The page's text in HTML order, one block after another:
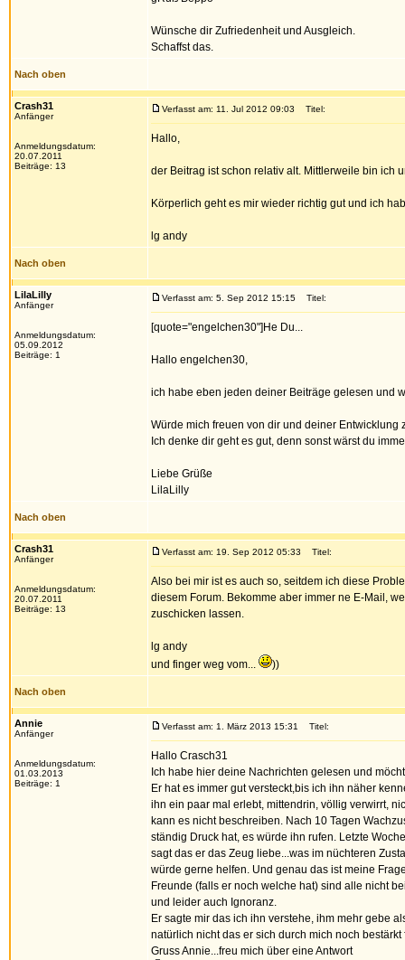
Wünsche dir Zufriedenheit und Ausgleich.
Schaffst das.
Nach oben
Crash31
Anfänger
Anmeldungsdatum:
20.07.2011
Beiträge: 13
Verfasst am: 11. Jul 2012 09:03 Titel:
Hallo,
der Beitrag ist schon relativ alt. Mittlerweile bin ich
Körperlich geht es mir wieder richtig gut und ich
lg andy
Nach oben
LilaLilly
Anfänger
Anmeldungsdatum:
05.09.2012
Beiträge: 1
Verfasst am: 5. Sep 2012 15:15 Titel:
[quote="engelchen30"]He Du...
Hallo engelchen30,
ich habe eben jeden deiner Beiträge gelesen und
Würde mich freuen von dir und deiner Entwicklung
Ich denke dir geht es gut, denn sonst wärst du
Liebe Grüße
LilaLilly
Nach oben
Crash31
Anfänger
Anmeldungsdatum:
20.07.2011
Beiträge: 13
Verfasst am: 19. Sep 2012 05:33 Titel:
Also bei mir ist es auch so, seitdem ich diese
diesem Forum. Bekomme aber immer ne E-Mail,
zuschicken lassen.
lg andy
und finger weg vom...
))
Nach oben
Annie
Anfänger
Anmeldungsdatum:
01.03.2013
Beiträge: 1
Verfasst am: 1. März 2013 15:31 Titel:
Hallo Crasch31
Ich habe hier deine Nachrichten gelesen und
Er hat es immer gut versteckt,bis ich ihn näher
ihn ein paar mal erlebt, mittendrin, völlig verwirrt,
kann es nicht beschreiben. Nach 10 Tagen
ständig Druck hat, es würde ihn rufen. Letzte
sagt das er das Zeug liebe...was im nüchteren
würde gerne helfen. Und genau das ist meine
Freunde (falls er noch welche hat) sind alle nicht
und leider auch Ignoranz.
Er sagte mir das ich ihn verstehe, ihm mehr gebe
natürlich nicht das er sich durch mich noch
Gruss Annie...freu mich über eine Antwort